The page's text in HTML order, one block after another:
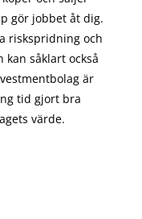
görjobbet åt dig.
riskspridning och
kan såklart också
är
tid gjort bra
värde.